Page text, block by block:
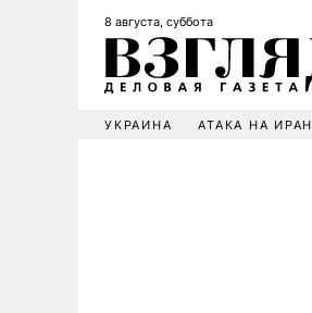
8 августа, суббота
УКРАИНА АТАКА НА ИРАН